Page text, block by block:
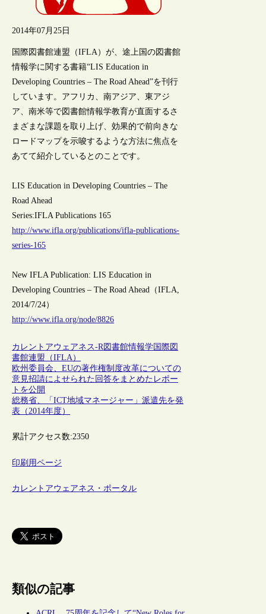
2014年07月25日
国際図書館連盟（IFLA）が、途上国の図書館
情報学に関する書籍“LIS Education in
Developing Countries – The Road Ahead”を刊行
しています。アフリカ、南アジア、東アジ
ア、南米等で図書館情報学教育が直面するさ
まざまな課題を取り上げ、効果的で前向きな
ロードマップを示唆するような方法に焦点を
あてて紹介しているとのことです。
LIS Education in Developing Countries – The
Road Ahead
Series:IFLA Publications 165
http://www.ifla.org/publications/ifla-publications-
series-165
New IFLA Publication: LIS Education in
Developing Countries – The Road Ahead（IFLA,
2014/7/24）
http://www.ifla.org/node/8826
カレントアウェアネス-R図書館情報学国際図
書館連盟（IFLA）
欧州委員会、EUの著作権制度改革についての
意見招請によせられた回答をまとめたレポー
トを公開
総務省、「ICT地域マネージャー」派遣先を発
表（2014年度）
累計アクセス数:2350
印刷用ページ
カレントアウェアネス・ポータル
類似の記事